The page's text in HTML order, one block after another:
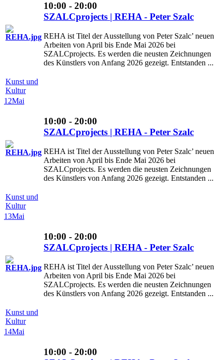
10:00 - 20:00
SZALCprojects | REHA - Peter Szalc
REHA ist Titel der Ausstellung von Peter Szalc’ neuen
Arbeiten von April bis Ende Mai 2026 bei
SZALCprojects. Es werden die neusten Zeichnungen
des Künstlers von Anfang 2026 gezeigt. Entstanden ...
Kunst und
Kultur
12Mai
10:00 - 20:00
SZALCprojects | REHA - Peter Szalc
REHA ist Titel der Ausstellung von Peter Szalc’ neuen
Arbeiten von April bis Ende Mai 2026 bei
SZALCprojects. Es werden die neusten Zeichnungen
des Künstlers von Anfang 2026 gezeigt. Entstanden ...
Kunst und
Kultur
13Mai
10:00 - 20:00
SZALCprojects | REHA - Peter Szalc
REHA ist Titel der Ausstellung von Peter Szalc’ neuen
Arbeiten von April bis Ende Mai 2026 bei
SZALCprojects. Es werden die neusten Zeichnungen
des Künstlers von Anfang 2026 gezeigt. Entstanden ...
Kunst und
Kultur
14Mai
10:00 - 20:00